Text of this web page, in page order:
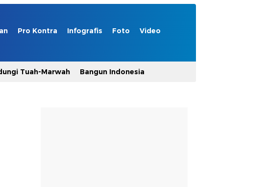
Pro Kontra Infografis Foto Video
Tuah-Marwah Bangun Indonesia